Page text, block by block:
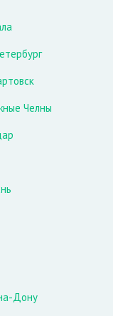
Челны
Дону